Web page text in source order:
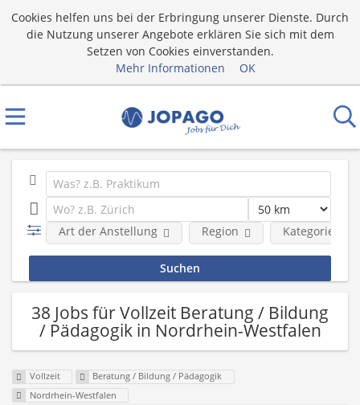
Cookies helfen uns bei der Erbringung unserer Dienste. Durch
die Nutzung unserer Angebote erklären Sie sich mit dem
Setzen von Cookies einverstanden.
Mehr Informationen
OK
Art der Anstellung Region Kategorie
38 Jobs für Vollzeit Beratung / Bildung
/ Pädagogik in Nordrhein-Westfalen
Vollzeit
Beratung / Bildung / Pädagogik
Nordrhein-Westfalen